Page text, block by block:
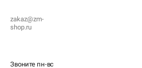
zakaz@zm-
shop.ru
Звоните пн-вс